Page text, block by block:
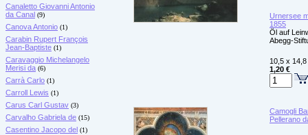
Canaletto Giovanni Antonio
da Canal (9)
Canova Antonio (1)
Carabin Rupert François
Jean-Baptiste (1)
Caravaggio Michelangelo
Merisi da (6)
Carrà Carlo (1)
Carroll Lewis (1)
Carus Carl Gustav (3)
Carvalho Gabriela de (15)
Casentino Jacopo del (1)
Urnersee
1855
Öl auf
Abegg-
10,5 x 14,8
1,20 €
Camogli
Pellerano